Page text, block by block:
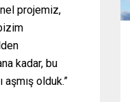
projemiz,
kadar, bu
olduk.”